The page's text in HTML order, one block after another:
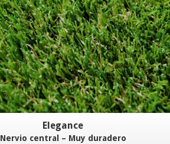
Elegance
Nervio central – Muy duradero